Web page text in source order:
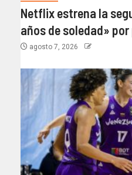
Netflix estrena la
años de soledad»
agosto 7, 2026